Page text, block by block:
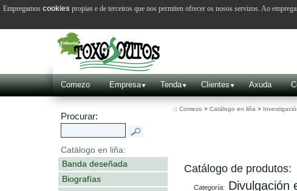
Comezo Empresa Tenda Clientes Axuda
Procurar:
Catálogo en liña:
Banda deseñada
Biografías
:: Comezo > Catálogo en liña >
Catálogo de produtos:
Categoría: Divulgación
Empregamos cookies propias e de terceiros que nos permiten ofrecer os nosos servizos. Ao